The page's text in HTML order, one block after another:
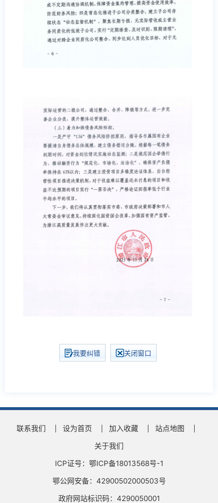
我要纠错 关闭窗口
联系我们 设为首页 加入收藏
站点地图
关于我们
ICP证号：鄂ICP备18013568号-1
鄂公网安备：42900502000503号
政府网站标识码：4290050001